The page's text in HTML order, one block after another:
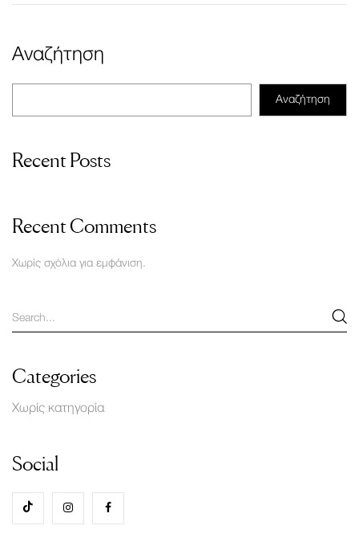
Αναζήτηση
Αναζήτηση
Recent Posts
Recent Comments
Χωρίς σχόλια για εμφάνιση.
Categories
Χωρίς κατηγορία
Social